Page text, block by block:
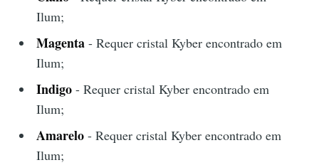
Ilum;
Magenta- Requer cristal Kyber encontrado em
Ilum;
Indigo- Requer cristal Kyber encontrado em
Ilum;
Amarelo- Requer cristal Kyber encontrado em
Ilum;